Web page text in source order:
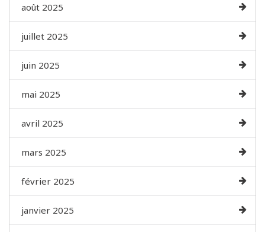
août 2025
juillet 2025
juin 2025
mai 2025
avril 2025
mars 2025
février 2025
janvier 2025